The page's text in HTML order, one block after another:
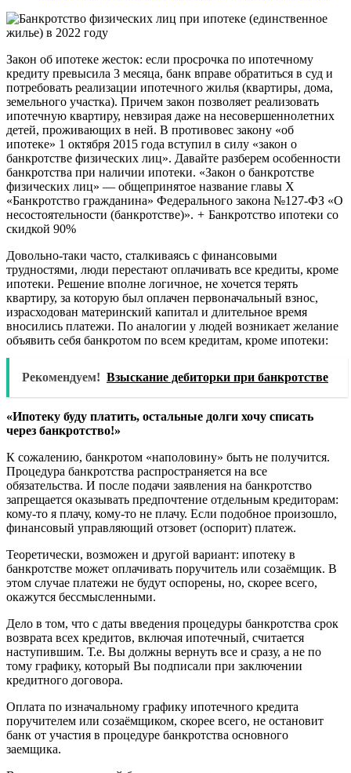
Закон об ипотеке жесток: если просрочка по ипотечному
кредиту превысила 3 месяца, банк вправе обратиться в суд и
потребовать реализации ипотечного жилья (квартиры, дома,
земельного участка). Причем закон позволяет реализовать
ипотечную квартиру, невзирая даже на несовершеннолетних
детей, проживающих в ней. В противовес закону «об
ипотеке» 1 октября 2015 года вступил в силу «закон о
банкротстве физических лиц». Давайте разберем особенности
банкротства при наличии ипотеки. «Закон о банкротстве
физических лиц» — общепринятое название главы X
«Банкротство гражданина» Федерального закона №127-ФЗ «О
несостоятельности (банкротстве)». + Банкротство ипотеки со
скидкой 90%
Довольно-таки часто, сталкиваясь с финансовыми
трудностями, люди перестают оплачивать все кредиты, кроме
ипотеки. Решение вполне логичное, не хочется терять
квартиру, за которую был оплачен первоначальный взнос,
израсходован материнский капитал и длительное время
вносились платежи. По аналогии у людей возникает желание
объявить себя банкротом по всем кредитам, кроме ипотеки:
Рекомендуем! Взыскание дебиторки при банкротстве
«Ипотеку буду платить, остальные долги хочу списать
через банкротство!»
К сожалению, банкротом «наполовину» быть не получится.
Процедура банкротства распространяется на все
обязательства. И после подачи заявления на банкротство
запрещается оказывать предпочтение отдельным кредиторам:
кому-то я плачу, кому-то не плачу. Если подобное произошло,
финансовый управляющий отзовет (оспорит) платеж.
Теоретически, возможен и другой вариант: ипотеку в
банкротстве может оплачивать поручитель или созаёмщик. В
этом случае платежи не будут оспорены, но, скорее всего,
окажутся бессмысленными.
Дело в том, что с даты введения процедуры банкротства срок
возврата всех кредитов, включая ипотечный, считается
наступившим. Т.е. Вы должны вернуть все и сразу, а не по
тому графику, который Вы подписали при заключении
кредитного договора.
Оплата по изначальному графику ипотечного кредита
поручителем или созаёмщиком, скорее всего, не остановит
банк от участия в процедуре банкротства основного
заемщика.